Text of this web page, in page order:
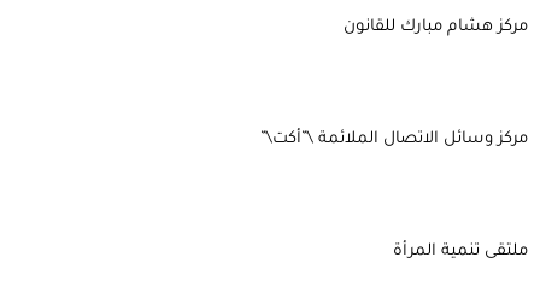
مركز هشام مبارك للقانون
مركز وسائل الاتصال الملائمة \”أكت\”
ملتقى تنمية المرأة